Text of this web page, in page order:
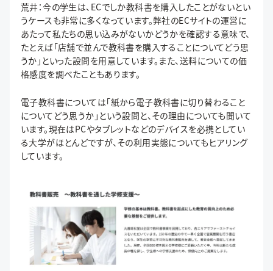
荒井：今の学生は、ECでしか教科書を購入したことがないとい
うケースも非常に多くなっています。弊社のECサイトの運営に
あたって私たちの思い込みがないかどうかを確認する意味で、
たとえば「店舗で並んで教科書を購入することについてどう思
うか」といった設問を用意しています。また、送料についての価
格感度を調べたこともあります。
電子教科書については「紙から電子教科書に切り替わること
についてどう思うか」という設問と、その理由についても聞いて
います。現在はPCやタブレットなどのデバイスを必携としてい
る大学がほとんどですが、その利用実態についてもヒアリング
しています。